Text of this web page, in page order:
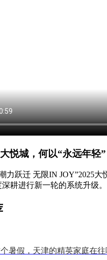
悦城，何以“永远年轻”
力跃迁 无限IN JOY”2025
耕进行新一轮的系统升级。
暑假，天津的精英家庭在往